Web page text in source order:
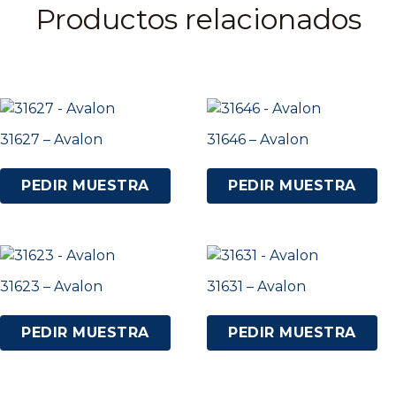
Productos relacionados
31627 – Avalon
PEDIR MUESTRA
31646 – Avalon
PEDIR MUESTRA
31623 – Avalon
PEDIR MUESTRA
31631 – Avalon
PEDIR MUESTRA